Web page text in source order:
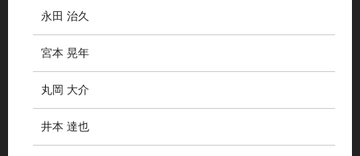
永田 治久
宮本 晃年
丸岡 大介
井本 達也